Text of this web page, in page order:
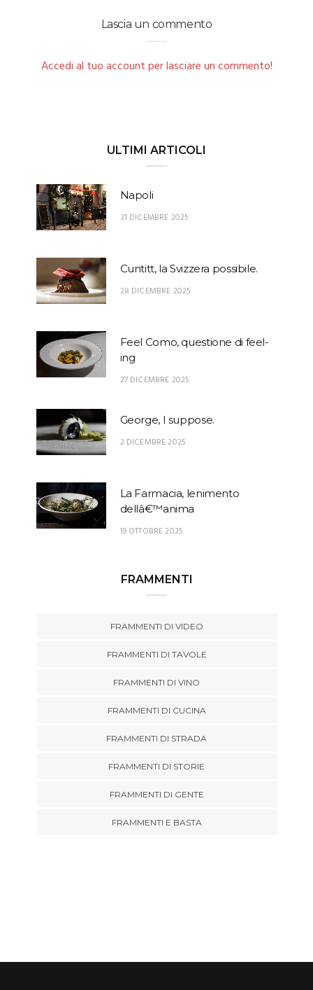
Lascia un commento
Accedi al tuo account per lasciare un commento!
ULTIMI ARTICOLI
Napoli
31 DICEMBRE 2025
Cuntitt, la Svizzera possibile.
28 DICEMBRE 2025
Feel Como, questione di feel-
ing
27 DICEMBRE 2025
George, I suppose.
2 DICEMBRE 2025
La Farmacia, lenimento
dellâ€™anima
19 OTTOBRE 2025
FRAMMENTI
FRAMMENTI DI VIDEO
FRAMMENTI DI TAVOLE
FRAMMENTI DI VINO
FRAMMENTI DI CUCINA
FRAMMENTI DI STRADA
FRAMMENTI DI STORIE
FRAMMENTI DI GENTE
FRAMMENTI E BASTA